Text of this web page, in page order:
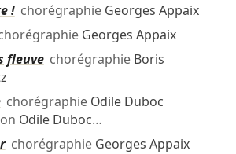
!chorégraphie Georges Appaix
Georges Appaix
fleuvechorégraphie Boris
chorégraphie Odile Duboc
Odile Duboc…
chorégraphie Georges Appaix